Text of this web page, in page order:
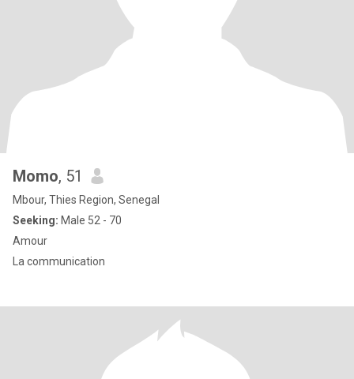
Momo, 51
Mbour, Thies Region, Senegal
Seeking: Male 52 - 70
Amour
La communication